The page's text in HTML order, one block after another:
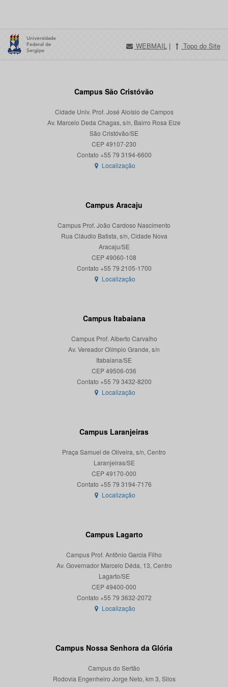
WEBMAIL | Topo do Site
Campus São Cristóvão
Cidade Univ. Prof. José Aloísio de Campos
Av. Marcelo Deda Chagas, s/n, Bairro Rosa Elze
São Cristóvão/SE
CEP 49107-230
Localização
Campus Aracaju
Campus Prof. João Cardoso Nascimento
Rua Cláudio Batista, s/n, Cidade Nova
Aracaju/SE
CEP 49060-108
Localização
Campus Itabaiana
Campus Prof. Alberto Carvalho
Av. Vereador Olímpio Grande, s/n
Itabaiana/SE
CEP 49506-036
Localização
Campus Laranjeiras
Praça Samuel de Oliveira, s/n, Centro
Laranjeiras/SE
CEP 49170-000
Localização
Campus Lagarto
Campus Prof. Antônio Garcia Filho
Av. Governador Marcelo Déda, 13, Centro
Lagarto/SE
CEP 49400-000
Localização
Campus Nossa Senhora da Glória
Campus do Sertão
Rodovia Engenheiro Jorge Neto, km 3, Silos